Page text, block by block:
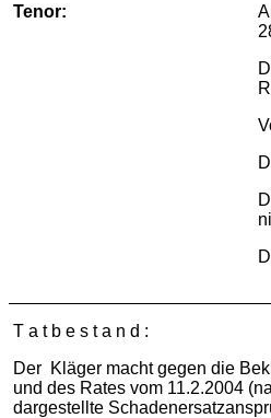
Tenor:
T a t b e s t a n d :
Der Kläger macht gegen die
und des Rates vom 11.2.2004
dargestellte